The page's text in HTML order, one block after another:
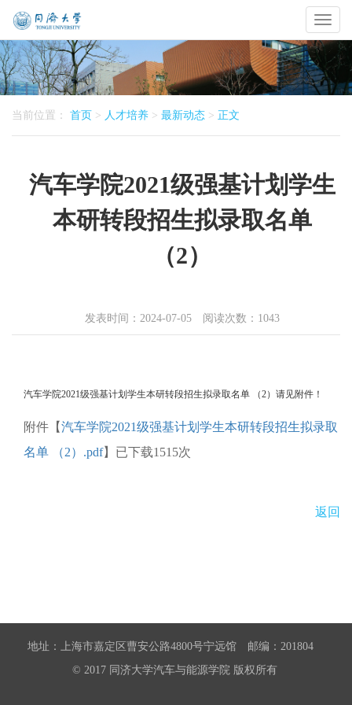
Toggle
当前位置： 首页 > 人才培养 > 最新动态 > 正文
汽车学院2021级强基计划学生
本研转段招生拟录取名单
（2）
发表时间：2024-07-05 阅读次数： 1043
汽车学院2021级强基计划学生本研转段招生拟录取名单 （2）请见附件！
附件【汽车学院2021级强基计划学生本研转段招生拟录取
名单 （2）.pdf】已下载1515次
返回
地址：上海市嘉定区曹安公路4800号宁远馆 邮编：201804
© 2017 同济大学汽车与能源学院 版权所有